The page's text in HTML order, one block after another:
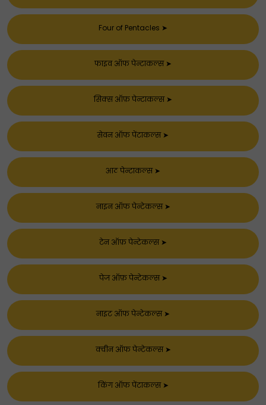
Four of Pentacles ➤
फाइव ऑफ पेन्टाकल्स➤
सिक्स ऑफ़ पेन्टाकल्स➤
सेवन ऑफ पेंटाकल्स➤
आठ पेन्टाकल्स➤
नाइन ऑफ पेन्टेकल्स➤
टेन ऑफ़ पेन्टेकल्स➤
पेज ऑफ़ पेन्टेकल्स➤
नाइट ऑफ पेन्टेकल्स➤
क्वीन ऑफ पेन्टेकल्स➤
किंग ऑफ पेंटाकल्स➤